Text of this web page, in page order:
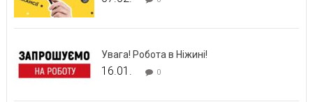
Увага! Робота в Ніжині!
16.01. 0